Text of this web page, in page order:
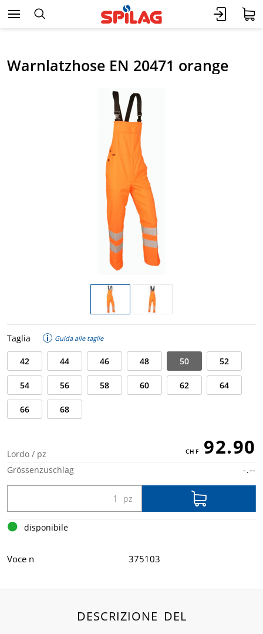
Warnlatzhose EN 20471 orange
Taglia Guida alle taglie
42 44 46 48 50 52
54 56 58 60 62 64
66 68
Lordo / pz 92.90
Grössenzuschlag -.--
disponibile
Voce n 375103
DESCRIZIONE DEL